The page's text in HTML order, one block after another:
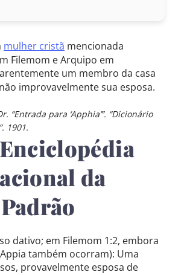
mulher cristã mencionada
Filemom e Arquipo em
um membro da casa
improvavelmente sua esposa.
“Entrada para ‘Apphia’”. “Dicionário
1901.
da
dativo; em Filemom 1:2, embora
também ocorram): Uma
provavelmente esposa de